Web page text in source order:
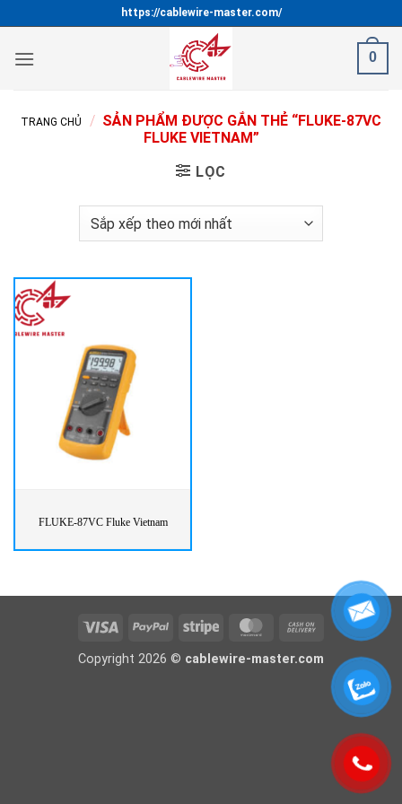
qua
nội
https://cablewire-master.com/
0
TRANG CHỦ / SẢN PHẨM ĐƯỢC GẮN THẺ “FLUKE-87VC
FLUKE VIETNAM”
LỌC
FLUKE-87VC Fluke Vietnam
Visa PayPal Stripe MasterCardCash
Delivery
Copyright 2026 © cablewire-master.com